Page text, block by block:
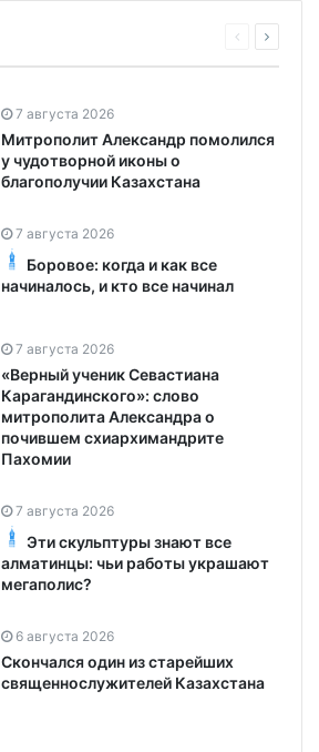
7 августа 2026
Митрополит Александр помолился
у чудотворной иконы о
благополучии Казахстана
7 августа 2026
Боровое: когда и как все
начиналось, и кто все начинал
7 августа 2026
«Верный ученик Севастиана
Карагандинского»: слово
митрополита Александра о
почившем схиархимандрите
Пахомии
7 августа 2026
Эти скульптуры знают все
алматинцы: чьи работы украшают
мегаполис?
6 августа 2026
Скончался один из старейших
священнослужителей Казахстана